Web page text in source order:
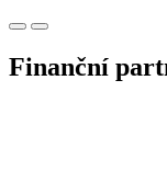
Finanční